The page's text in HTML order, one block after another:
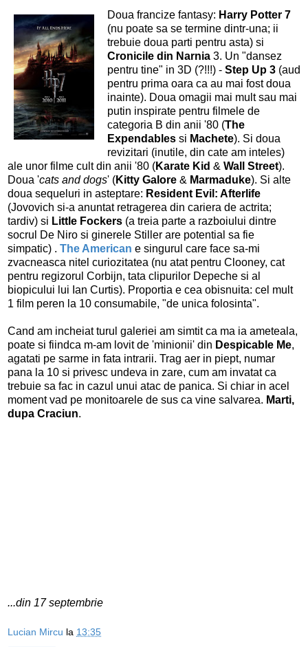
Doua francize fantasy: Harry Potter 7
(nu poate sa se termine dintr-una; ii
trebuie doua parti pentru asta) si
Cronicile din Narnia 3. Un "dansez
pentru tine" in 3D (?!!!) - Step Up 3 (aud
pentru prima oara ca au mai fost doua
inainte). Doua omagii mai mult sau mai
putin inspirate pentru filmele de
categoria B din anii '80 (The
Expendables si Machete). Si doua
revizitari (inutile, din cate am inteles)
ale unor filme cult din anii '80 (Karate Kid & Wall Street).
Doua 'cats and dogs' (Kitty Galore & Marmaduke). Si alte
doua sequeluri in asteptare: Resident Evil: Afterlife
(Jovovich si-a anuntat retragerea din cariera de actrita;
tardiv) si Little Fockers (a treia parte a razboiului dintre
socrul De Niro si ginerele Stiller are potential sa fie
simpatic) . The American e singurul care face sa-mi
zvacneasca nitel curiozitatea (nu atat pentru Clooney, cat
pentru regizorul Corbijn, tata clipurilor Depeche si al
biopicului lui Ian Curtis). Proportia e cea obisnuita: cel mult
1 film peren la 10 consumabile, "de unica folosinta".
Cand am incheiat turul galeriei am simtit ca ma ia ameteala,
poate si fiindca m-am lovit de 'minionii' din Despicable Me,
agatati pe sarme in fata intrarii. Trag aer in piept, numar
pana la 10 si privesc undeva in zare, cum am invatat ca
trebuie sa fac in cazul unui atac de panica. Si chiar in acel
moment vad pe monitoarele de sus ca vine salvarea. Marti,
dupa Craciun.
...din 17 septembrie
Lucian Mircu la 13:35